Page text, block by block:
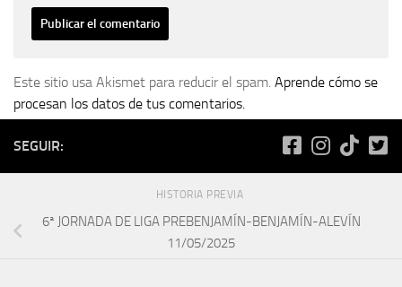
Este sitio usa Akismet para reducir el spam. Aprende cómo se
procesan los datos de tus comentarios.
SEGUIR:
HISTORIA PREVIA
6ª JORNADA DE LIGA PREBENJAMÍN-BENJAMÍN-ALEVÍN
11/05/2025